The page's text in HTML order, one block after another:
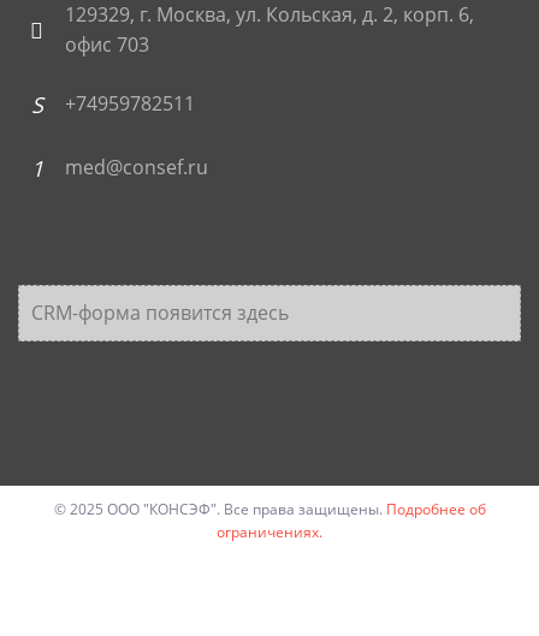
129329, г. Москва, ул. Кольская, д. 2, корп. 6,
офис 703
+74959782511
med@consef.ru
CRM-форма появится здесь
© 2025 ООО "КОНСЭФ". Все права защищены. Подробнее об
ограничениях.